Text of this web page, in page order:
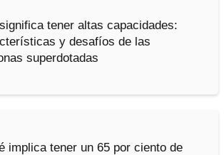
tener altas capacidades:
y desafíos de las
superdotadas
implica tener un 65 por ciento de